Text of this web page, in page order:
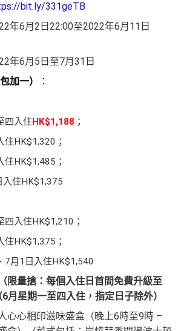
bit.ly/331geTB
年6月2日22:00至2022年6月11日
年6月5日至7月31日
加一） ：
四入住HK$1,188 ；
住HK$1,320；
住HK$1,485；
入住HK$1,375
四入住HK$1,210；
住HK$1,375；
7月1日入住HK$1,540
（限量搶：每個入住日首間免費升級至
月星期一至四入住，指定日子除外）
心心相印滋味盛盒（晚上6時至9時 –